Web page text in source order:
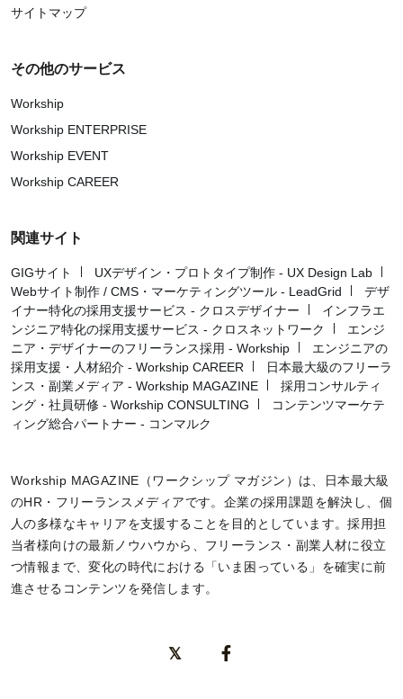
サイトマップ
その他のサービス
Workship
Workship ENTERPRISE
Workship EVENT
Workship CAREER
関連サイト
GIGサイト
UXデザイン・プロトタイプ制作 - UX Design Lab
Webサイト制作 / CMS・マーケティングツール - LeadGrid
デザ
イナー特化の採用支援サービス - クロスデザイナー
インフラエ
ンジニア特化の採用支援サービス - クロスネットワーク
エンジ
ニア・デザイナーのフリーランス採用 - Workship
エンジニアの
採用支援・人材紹介 - Workship CAREER
日本最大級のフリーラ
ンス・副業メディア - Workship MAGAZINE
採用コンサルティ
ング・社員研修 - Workship CONSULTING
コンテンツマーケテ
ィング総合パートナー - コンマルク
Workship MAGAZINE（ワークシップ マガジン）は、日本最大級
のHR・フリーランスメディアです。企業の採用課題を解決し、個
人の多様なキャリアを支援することを目的としています。採用担
当者様向けの最新ノウハウから、フリーランス・副業人材に役立
つ情報まで、変化の時代における「いま困っている」を確実に前
進させるコンテンツを発信します。